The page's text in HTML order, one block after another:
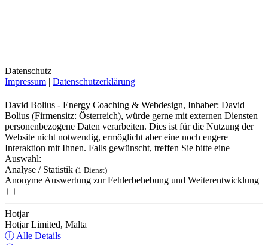
Datenschutz
Impressum | Datenschutzerklärung
David Bolius - Energy Coaching & Webdesign, Inhaber: David
Bolius (Firmensitz: Österreich), würde gerne mit externen Diensten
personenbezogene Daten verarbeiten. Dies ist für die Nutzung der
Website nicht notwendig, ermöglicht aber eine noch engere
Interaktion mit Ihnen. Falls gewünscht, treffen Sie bitte eine
Auswahl:
Analyse / Statistik (1 Dienst)
Anonyme Auswertung zur Fehlerbehebung und Weiterentwicklung
Hotjar
Hotjar Limited, Malta
ⓘ Alle Details